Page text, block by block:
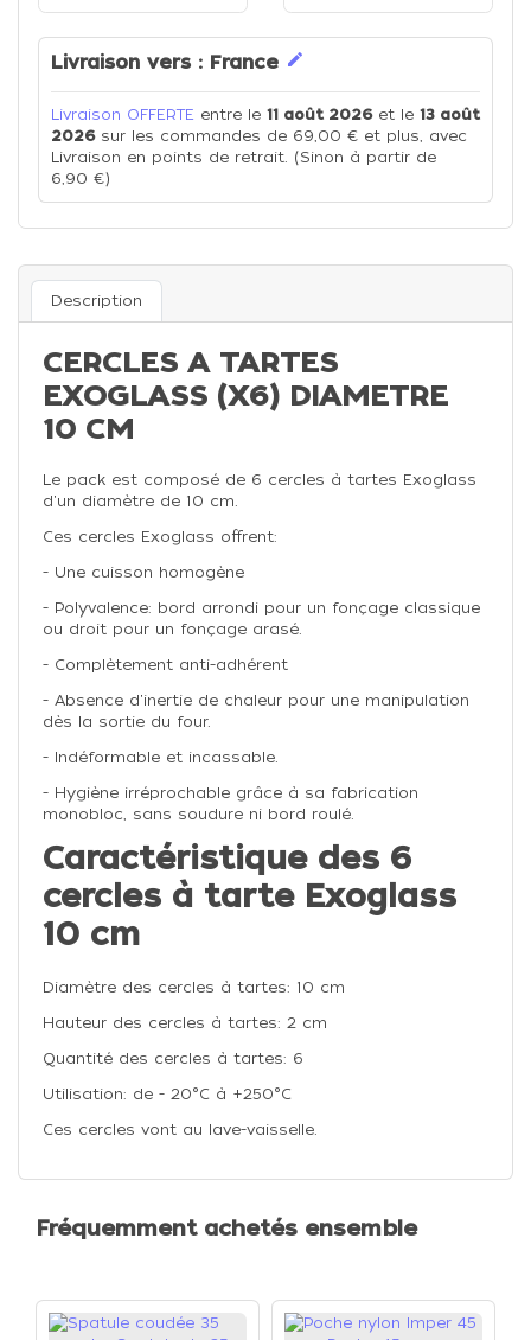
Livraison vers : France edit
Livraison OFFERTE entre le 11 août 2026et le 13 août
2026sur les commandes de 69,00 € et plus, avec
Livraison en points de retrait. (Sinon à partir de
6,90 €)
Description
CERCLES A TARTES
EXOGLASS (X6) DIAMETRE
10 CM
Le pack est composé de 6 cercles à tartes Exoglass
d'un diamètre de 10 cm.
Ces cercles Exoglass offrent:
- Une cuisson homogène
- Polyvalence: bord arrondi pour un fonçage classique
ou droit pour un fonçage arasé.
- Complètement anti-adhérent
- Absence d'inertie de chaleur pour une manipulation
dès la sortie du four.
- Indéformable et incassable.
- Hygiène irréprochable grâce à sa fabrication
monobloc, sans soudure ni bord roulé.
Caractéristique des 6
cercles à tarte Exoglass
10 cm
Diamètre des cercles à tartes: 10 cm
Hauteur des cercles à tartes: 2 cm
Quantité des cercles à tartes: 6
Utilisation: de - 20°C à +250°C
Ces cercles vont au lave-vaisselle.
Fréquemment achetés ensemble